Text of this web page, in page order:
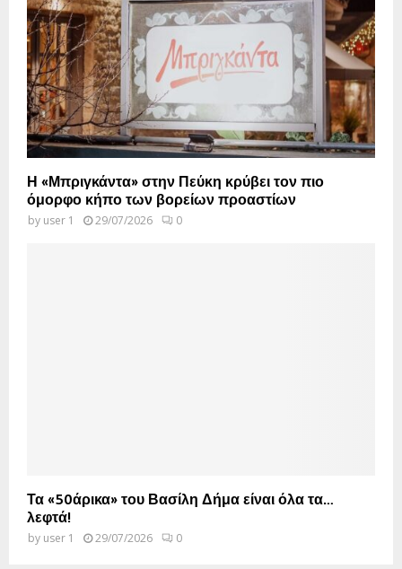
Η «Μπριγκάντα» στην Πεύκη κρύβει τον πιο
όμορφο κήπο των βορείων προαστίων
by user 1 29/07/2026 0
Τα «50άρικα» του Βασίλη Δήμα είναι όλα τα…
λεφτά!
by user 1 29/07/2026 0